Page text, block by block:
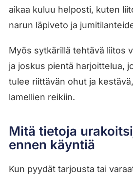
aikaa kuluu helposti, kuten
narun läpiveto ja
Myös sytkärillä tehtävä liitos
ja joskus pientä harjoittelua,
tulee riittävän ohut ja
lamellien reikiin.
Mitä tietoja
ennen käyntiä
Kun pyydät tarjousta tai